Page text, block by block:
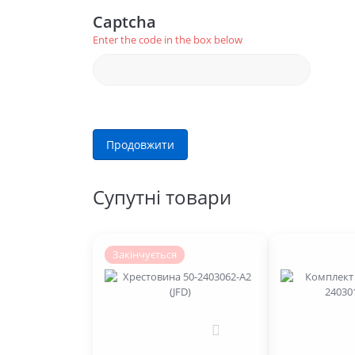
Captcha
Enter the code in the box below
Продовжити
Супутні товари
Закінчується